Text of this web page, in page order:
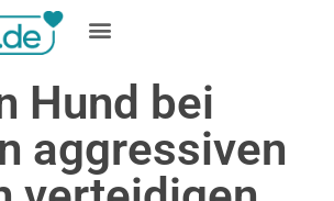
Hund bei
aggressiven